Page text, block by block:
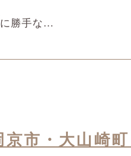
勝手な…
市・大山崎